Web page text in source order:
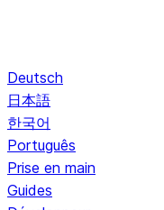
Deutsch
日本語
한국어
Português
Prise en main
Guides